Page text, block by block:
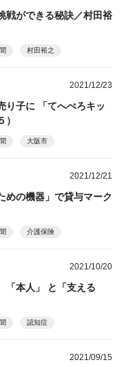
戦ができる秘訣／村田裕
村田裕之
2021/12/23
り子に 「てへぺろキッ
大阪市
2021/12/21
めの機器」で貸与マーク
介護保険
2021/10/20
本人」 と「支える
認知症
2021/09/15